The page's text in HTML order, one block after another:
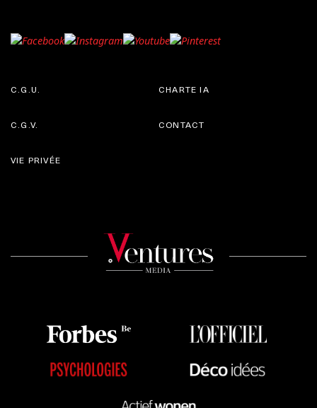
C.G.U.
C.G.V.
CHARTE IA
CONTACT
VIE PRIVÉE